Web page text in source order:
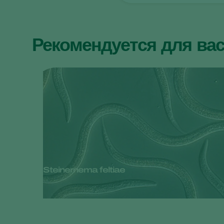
Рекомендуется для вас
Steinernema feltiae